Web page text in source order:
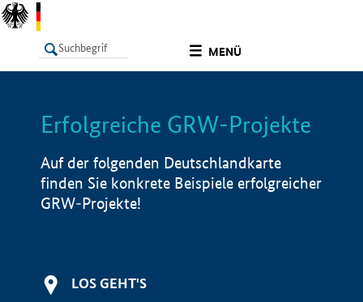
MENÜ
LISTE Info
Erfolgreiche GRW-Projekte
Auf der folgenden Deutschlandkarte
finden Sie konkrete Beispiele erfolgreicher
GRW-Projekte!
LOS GEHT'S